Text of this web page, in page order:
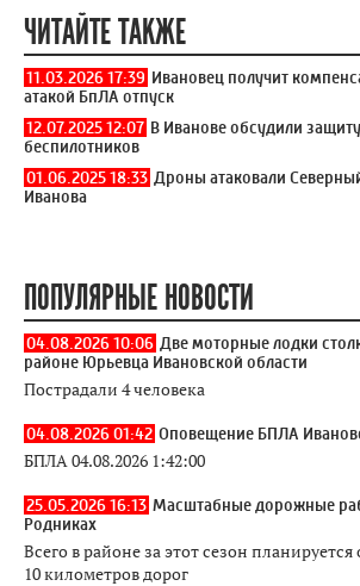
ЧИТАЙТЕ ТАКЖЕ
11.03.2026 17:39 Ивановец получит
атакой БпЛА отпуск
12.07.2025 12:07 В Иванове обсудили
беспилотников
01.06.2025 18:33 Дроны атаковали
Иванова
ПОПУЛЯРНЫЕ НОВОСТИ
04.08.2026 10:06 Две моторные лодки
районе Юрьевца Ивановской области
Пострадали 4 человека
04.08.2026 01:42 Оповещение БПЛА
БПЛА 04.08.2026 1:42:00
25.05.2026 16:13 Масштабные дорожные
Родниках
Всего в районе за этот сезон
10 километров дорог